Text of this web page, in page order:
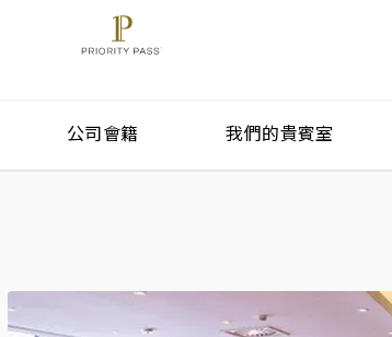
公司會籍 我們的貴賓室